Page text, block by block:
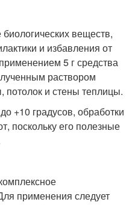
веществ,
и избавления от
5 г средства
раствором
и стены теплицы.
+10 градусов, обработки
поскольку его полезные
применения следует